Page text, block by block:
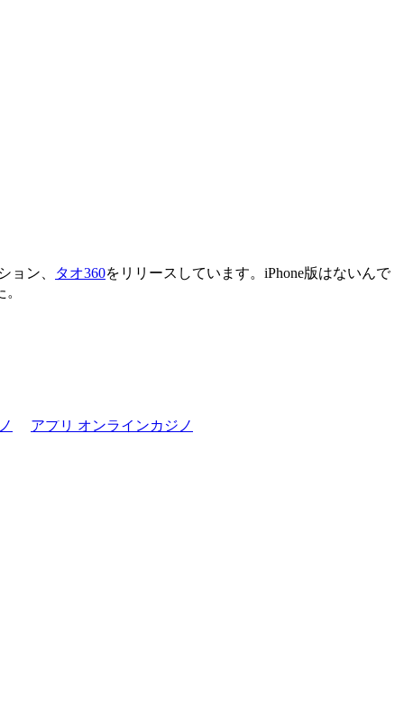
ョン、 タオ360をリリースしています。iPhone版はないんで